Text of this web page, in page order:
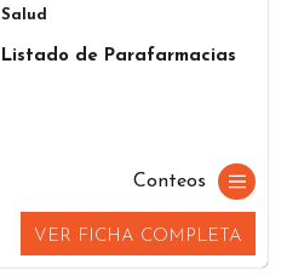
Salud
Listado de Parafarmacias
Conteos
VER FICHA COMPLETA